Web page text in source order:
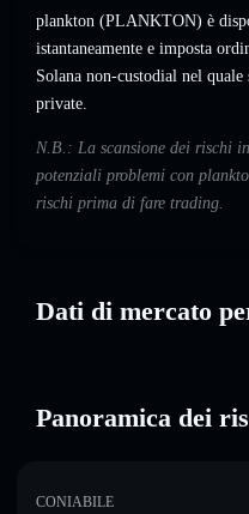
plankton (PLANKTON) è
istantaneamente e imposta
Solana non-custodial nel
private.
N.B.: La scansione dei rischi
potenziali problemi con
rischi prima di fare trading.
Dati di mercato
Panoramica dei
CONIABILE